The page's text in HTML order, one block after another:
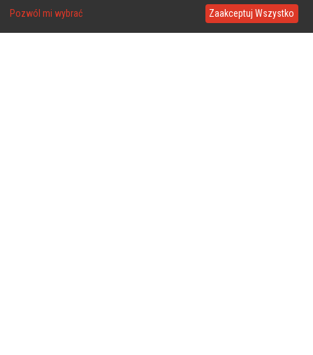
Pozwól mi wybrać Zaakceptuj Wszystko